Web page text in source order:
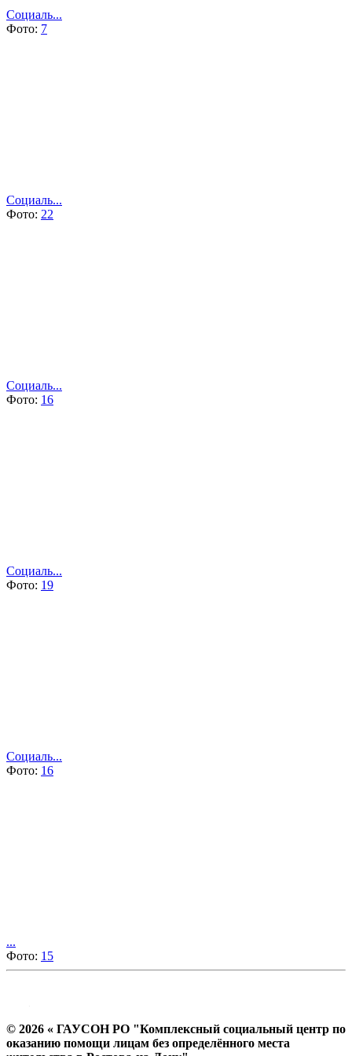
Социаль...
Фото: 7
Социаль...
Фото: 22
Социаль...
Фото: 16
Социаль...
Фото: 19
Социаль...
Фото: 16
...
Фото: 15
© 2026 « ГАУСОН РО "Комплексный социальный центр по
оказанию помощи лицам без определённого места